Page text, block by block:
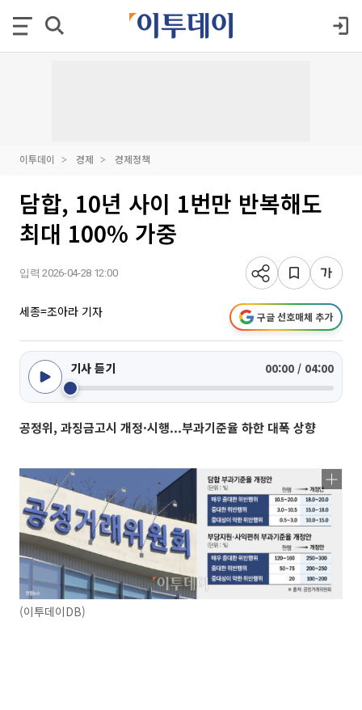
이투데이 경제 경제정책
담합, 10년 사이 1번만 반복해도
최대 100% 가중
입력 2026-04-28 12:00
세종=조아라 기자 구글 선호매체 추가
기사 듣기 00:00 / 04:00
공정위, 과징금고시 개정·시행...부과기준율 하한 대폭 상향
(이투데이DB)